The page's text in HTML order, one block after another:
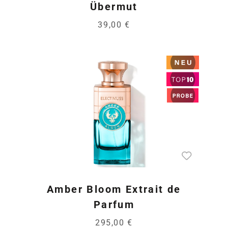
Übermut
39,00 €
Amber Bloom Extrait de
Parfum
295,00 €